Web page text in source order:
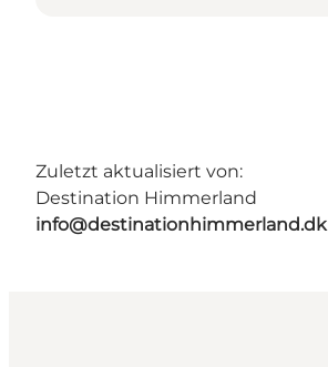
Zuletzt aktualisiert von:
Destination Himmerland
info@destinationhimmerland.dk